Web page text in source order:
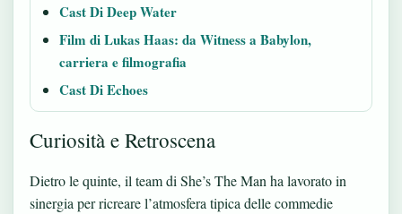
Cast Di Deep Water
Film di Lukas Haas: da Witness a Babylon,
carriera e filmografia
Cast Di Echoes
Curiosità e Retroscena
Dietro le quinte, il team di She’s The Man ha lavorato in
sinergia per ricreare l’atmosfera tipica delle commedie